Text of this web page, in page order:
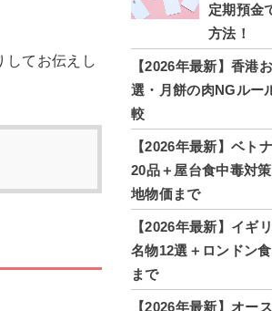
してお伝えし
定期預金
方法！
【2026年最新】香港
選・月餅の肉NGルー
較
【2026年最新】ベト
20品＋屋台食中毒対
地物価まで
【2026年最新】イギ
名物12選＋ロンドン
まで
【2026年最新】オー